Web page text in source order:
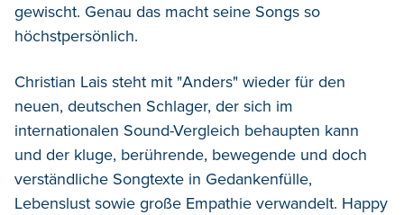
gewischt. Genau das macht seine Songs so
höchstpersönlich.
Christian Lais steht mit "Anders" wieder für den
neuen, deutschen Schlager, der sich im
internationalen Sound-Vergleich behaupten kann
und der kluge, berührende, bewegende und doch
verständliche Songtexte in Gedankenfülle,
Lebenslust sowie große Empathie verwandelt. Happy